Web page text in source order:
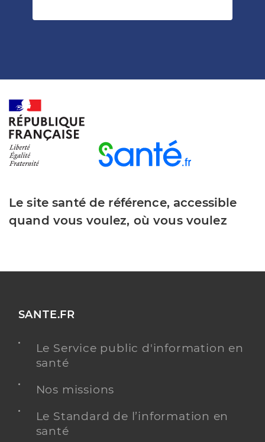
Le site santé de référence, accessible
quand vous voulez, où vous voulez
SANTE.FR
Le Service public d'information en
santé
Nos missions
Le Standard de l’information en
santé